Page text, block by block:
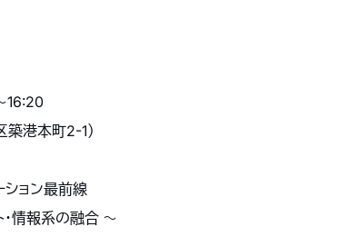
16:20
築港本町2-1）
ション最前線
情報系の融合 〜